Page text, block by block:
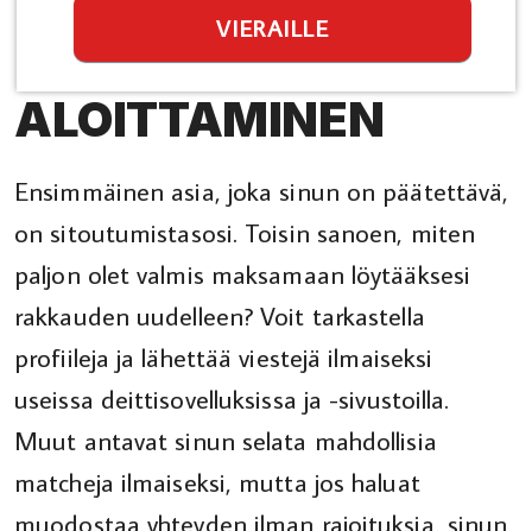
VIERAILLE
ALOITTAMINEN
Ensimmäinen asia, joka sinun on päätettävä,
on sitoutumistasosi. Toisin sanoen, miten
paljon olet valmis maksamaan löytääksesi
rakkauden uudelleen? Voit tarkastella
profiileja ja lähettää viestejä ilmaiseksi
useissa deittisovelluksissa ja -sivustoilla.
Muut antavat sinun selata mahdollisia
matcheja ilmaiseksi, mutta jos haluat
muodostaa yhteyden ilman rajoituksia, sinun